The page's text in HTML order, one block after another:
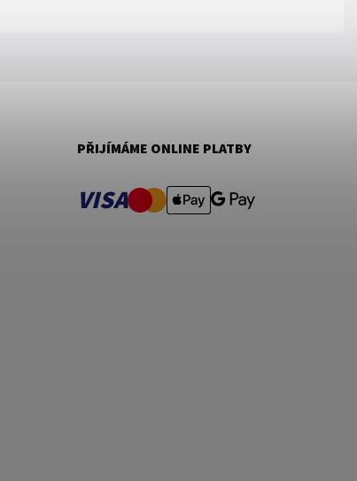
PŘIJÍMÁME ONLINE PLATBY
VISA